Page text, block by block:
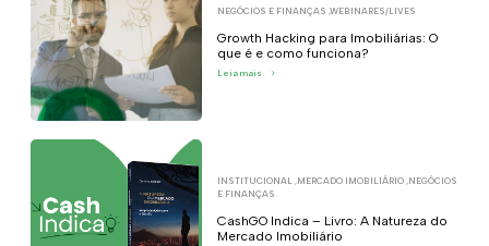
Growth Hacking para Imobiliárias: O
que é e como funciona?
NEGÓCIOS E FINANÇAS ,WEBINARES/LIVES
Leia mais >
CashGO Indica – Livro: A Natureza do
Mercado Imobiliário
INSTITUCIONAL,MERCADO IMOBILIÁRIO,NEGÓCIOS
E FINANÇAS